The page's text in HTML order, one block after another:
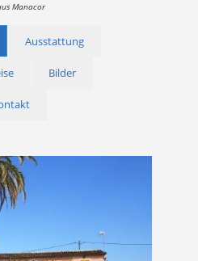
Manacor
Ausstattung
Bilder